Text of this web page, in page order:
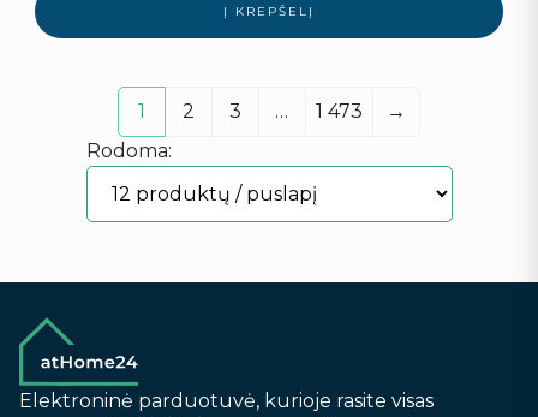
Į KREPŠELĮ
1 2 3 … 1 473
→
Rodoma:
Elektroninė parduotuvė, kurioje rasite visas